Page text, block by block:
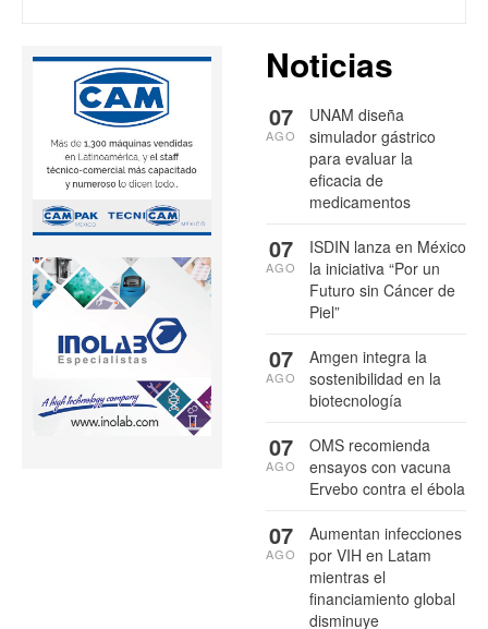
Noticias
UNAM diseña
simulador gástrico
para evaluar la
eficacia de
medicamentos
07
AGO
ISDIN lanza en México
la iniciativa “Por un
Futuro sin Cáncer de
Piel”
07
AGO
Amgen integra la
sostenibilidad en la
biotecnología
07
AGO
OMS recomienda
ensayos con vacuna
Ervebo contra el ébola
07
AGO
Aumentan infecciones
por VIH en Latam
mientras el
financiamiento global
disminuye
07
AGO